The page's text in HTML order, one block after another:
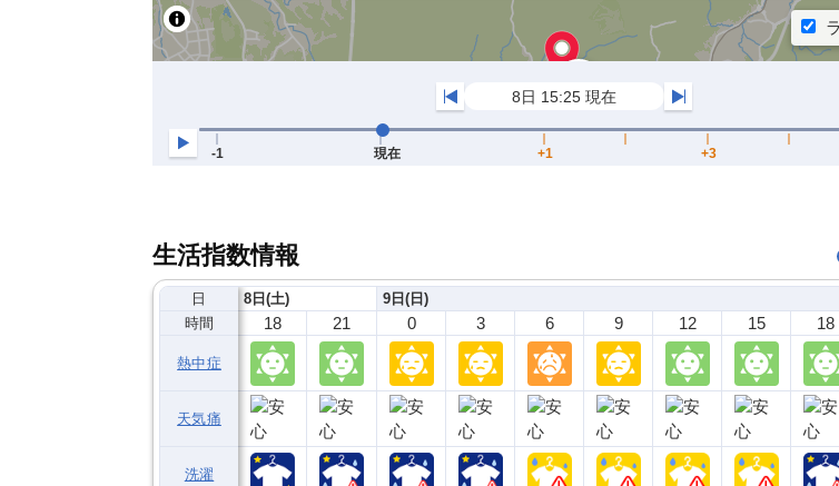
生活指数情報
日
時間
熱中症
天気痛
洗濯
8日(土)
18 21
9日(日)
0 3 6 9 12 15 18